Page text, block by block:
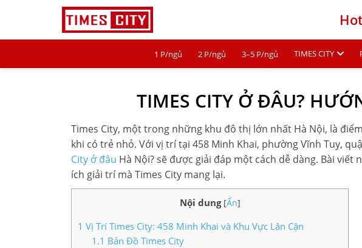
1 P/NGỦ
1 P/ngủ 2 P/ngủ 3–5 P/ngủ TIMES CITY
TIMES CITY Ở ĐÂU?
Times City, một trong những khu đô thị lớn nhất Hà Nội, là
khi có trẻ nhỏ. Với vị trí tại 458 Minh Khai, phường Vĩnh Tuy,
City ở đâu Hà Nội? sẽ được giải đáp một cách dễ dàng. Bài
ích giải trí mà Times City mang lại.
Nội dung [Ẩn]
1 Vị Trí Times City: 458 Minh Khai và Khu Vực Lân Cận
1.1 Bản Đồ Times City